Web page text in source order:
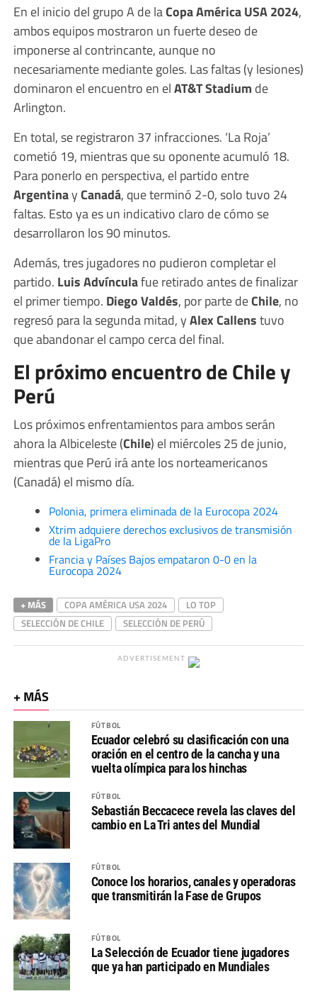
En el inicio del grupo A de laCopa América USA 2024,
ambos equipos mostraron un fuerte deseo de
imponerse al contrincante, aunque no
necesariamente mediante goles. Las faltas (y lesiones)
dominaron el encuentro en elAT&T Stadium de
Arlington.
En total, se registraron 37 infracciones. ‘La Roja’
cometió 19, mientras que su oponente acumuló 18.
Para ponerlo en perspectiva, el partido entre
ArgentinayCanadá, que terminó 2-0, solo tuvo 24
faltas. Esto ya es un indicativo claro de cómo se
desarrollaron los 90 minutos.
Además, tres jugadores no pudieron completar el
partido. Luis Advínculafue retirado antes de finalizar
el primer tiempo. Diego Valdés, por parte deChile, no
regresó para la segunda mitad, yAlex Callenstuvo
que abandonar el campo cerca del final.
El próximo encuentro de Chile y
Perú
Los próximos enfrentamientos para ambos serán
ahora la Albiceleste (Chile) el miércoles 25 de junio,
mientras que Perú irá ante los norteamericanos
(Canadá) el mismo día.
Polonia, primera eliminada de la Eurocopa 2024
Xtrim adquiere derechos exclusivos de transmisión
de la LigaPro
Francia y Países Bajos empataron 0-0 en la
Eurocopa 2024
+ MÁS COPA AMÉRICA USA 2024
LO TOP
SELECCIÓN DE CHILE
SELECCIÓN DE PERÚ
ADVERTISEMENT
+ MÁS
FÚTBOL
Ecuador celebró su clasificación con una
oración en el centro de la cancha y una
vuelta olímpica para los hinchas
FÚTBOL
Sebastián Beccacece revela las claves del
cambio en La Tri antes del Mundial
FÚTBOL
Conoce los horarios, canales y operadoras
que transmitirán la Fase de Grupos
FÚTBOL
La Selección de Ecuador tiene jugadores
que ya han participado en Mundiales